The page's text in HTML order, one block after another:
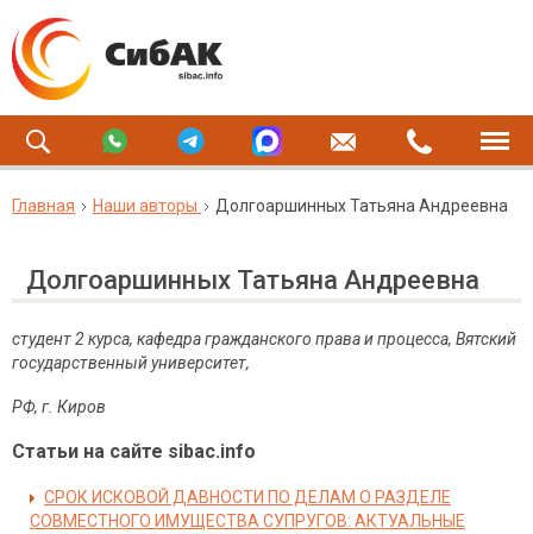
Главная Наши авторы Долгоаршинных Татьяна Андреевна
Долгоаршинных Татьяна Андреевна
студент 2 курса, кафедра гражданского права и процесса, Вятский
государственный университет,
РФ, г. Киров
Статьи на сайте sibac.info
СРОК ИСКОВОЙ ДАВНОСТИ ПО ДЕЛАМ О РАЗДЕЛЕ
СОВМЕСТНОГО ИМУЩЕСТВА СУПРУГОВ: АКТУАЛЬНЫЕ